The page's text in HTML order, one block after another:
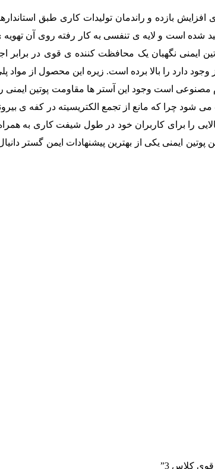
افزایش بازده و راندمان تولیدات کاری طبق
شده است و لایه ی تنفسی به کار رفته روی آن
ایمنی نگهبان یک محافظت کننده ی قوی در
مصنوعی است وجود این آستر ها مقاومت پوتین ایمنی
شود چرا که مانع از تجمع الکتریسیته در کفه ی
را برای کاربران خود در طول شیفت کاری به
ایمنی یکی از بهترین پیشنهادات ایمن گستر
کلاس 3”